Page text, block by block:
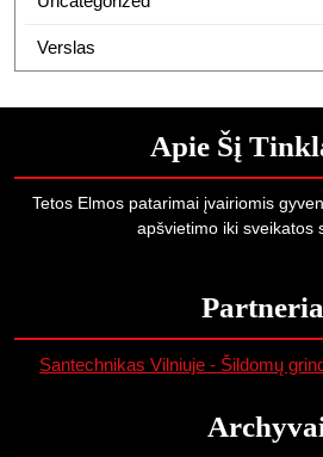
Verslas
Apie Šį
Tetos Elmos patarimai įvairiomis
apšvietimo iki sveikatos
Santechnikas Vilniuje - Šildomų